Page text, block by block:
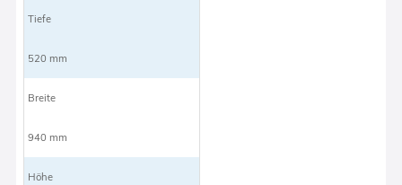
Tiefe
520 mm
Breite
940 mm
Höhe